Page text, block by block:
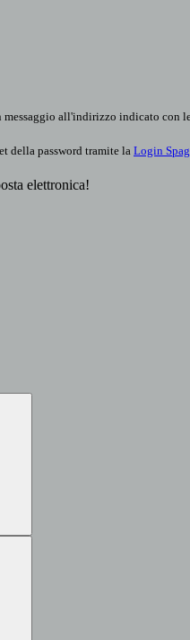
messaggio all'indirizzo indicato con
della password tramite la Login
elettronica!